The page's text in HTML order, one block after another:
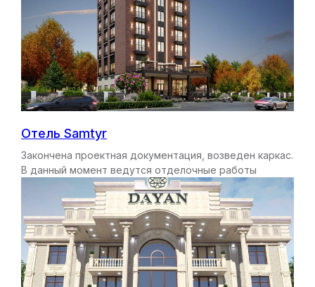
Отель Samtyr
Закончена проектная документация, возведен каркас.
В данный момент ведутся отделочные работы